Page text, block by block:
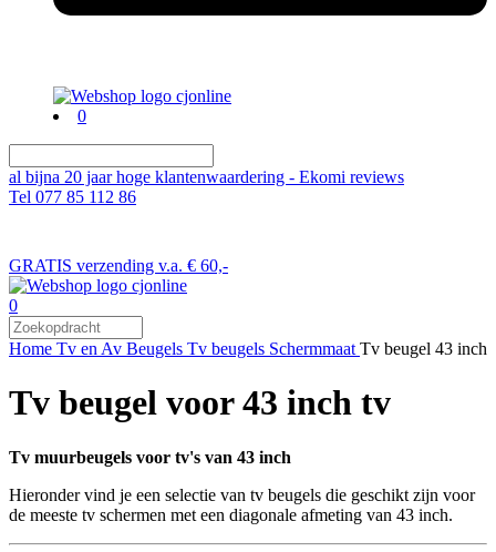
0
al bijna 20 jaar hoge klantenwaardering - Ekomi reviews
Tel 077 85 112 86
GRATIS verzending v.a. € 60,-
0
Home Tv en Av Beugels Tv beugels Schermmaat Tv beugel 43 inch
Tv beugel voor 43 inch tv
Tv muurbeugels voor tv's van 43 inch
Hieronder vind je een selectie van tv beugels die geschikt zijn voor
de meeste tv schermen met een diagonale afmeting van 43 inch.